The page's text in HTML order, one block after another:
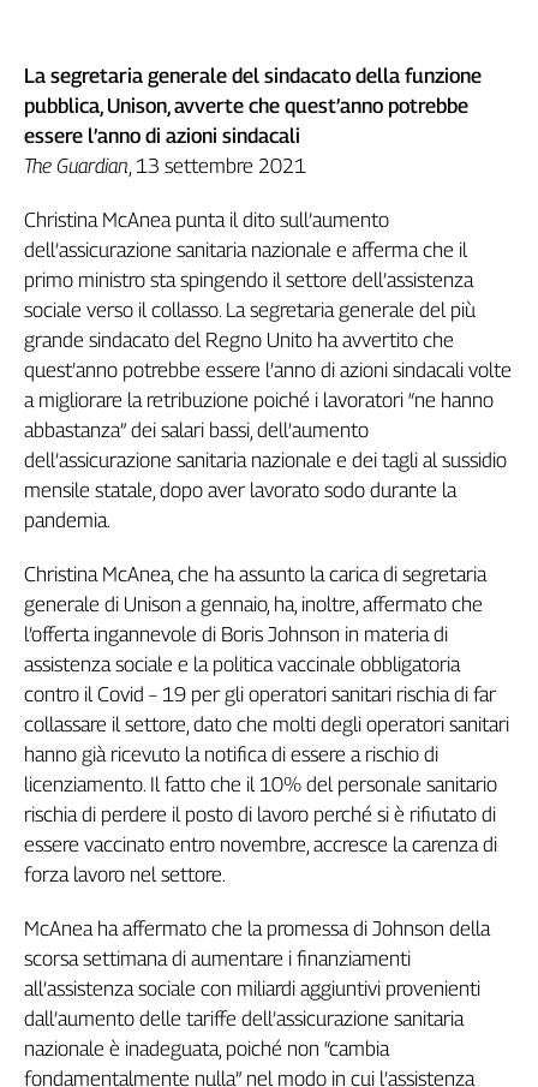
La segretaria generale del sindacato della funzione
pubblica, Unison, avverte che quest’anno potrebbe
essere l’anno di azioni sindacali
The Guardian , 13 settembre 2021
Christina McAnea punta il dito sull’aumento
dell’assicurazione sanitaria nazionale e afferma che il
primo ministro sta spingendo il settore dell’assistenza
sociale verso il collasso. La segretaria generale del più
grande sindacato del Regno Unito ha avvertito che
quest’anno potrebbe essere l’anno di azioni sindacali volte
a migliorare la retribuzione poiché i lavoratori “ne hanno
abbastanza” dei salari bassi, dell’aumento
dell’assicurazione sanitaria nazionale e dei tagli al sussidio
mensile statale, dopo aver lavorato sodo durante la
pandemia.
Christina McAnea, che ha assunto la carica di segretaria
generale di Unison a gennaio, ha, inoltre, affermato che
l’offerta ingannevole di Boris Johnson in materia di
assistenza sociale e la politica vaccinale obbligatoria
contro il Covid – 19 per gli operatori sanitari rischia di far
collassare il settore, dato che molti degli operatori sanitari
hanno già ricevuto la notifica di essere a rischio di
licenziamento. Il fatto che il 10% del personale sanitario
rischia di perdere il posto di lavoro perché si è rifiutato di
essere vaccinato entro novembre, accresce la carenza di
forza lavoro nel settore.
McAnea ha affermato che la promessa di Johnson della
scorsa settimana di aumentare i finanziamenti
all’assistenza sociale con miliardi aggiuntivi provenienti
dall’aumento delle tariffe dell’assicurazione sanitaria
nazionale è inadeguata, poiché non “cambia
fondamentalmente nulla” nel modo in cui l’assistenza